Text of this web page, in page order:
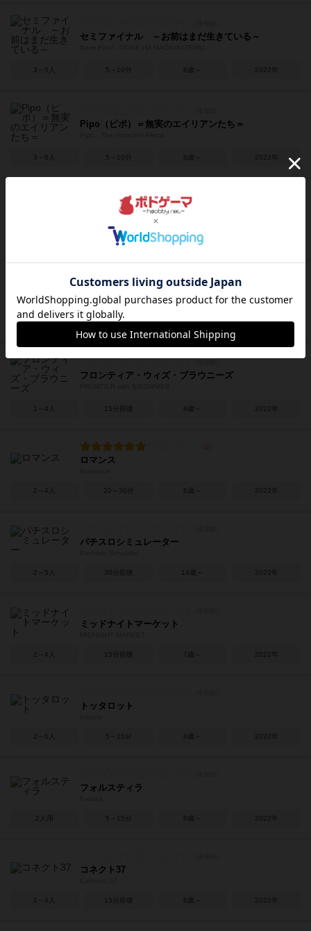
セミファイナル ～お前はまだ生きている～
3～5人 5～10分 8歳～ 2022年
Pipo（ピポ）＝無実のエイリアンたち＝
3～6人 5～10分 8歳～ 2022年
ゴッズ ギャンビット G
20分前後 10歳～
Faux Auction
4～6人 40～60分 12歳～ 2021年
フロンティア・ウィズ・ブラウニーズ
1～4人 15分前後 8歳～ 2022年
ロマンス
2～4人 20～30分 8歳～ 2022年
パチスロシミュレーター
2～5人 30分前後 14歳～ 2022年
ミッドナイトマーケット
2～4人 15分前後 7歳～ 2022年
トッタロット
2～6人 5～15分 8歳～ 2022年
フォルスティラ
2人用 5～15分 8歳～ 2022年
コネクト37
2～4人 15分前後 8歳～ 2022年